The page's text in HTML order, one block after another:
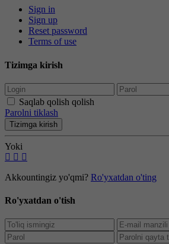
Sign in
Sign up
Reset password
Terms of use
Tizimga kirish
Saqlab qolish qolish
Parolni tiklash
Tizimga kirish
Yoki
Akkountingiz yo'qmi? Ro'yxatdan o'ting
Ro'yxatdan o'tish